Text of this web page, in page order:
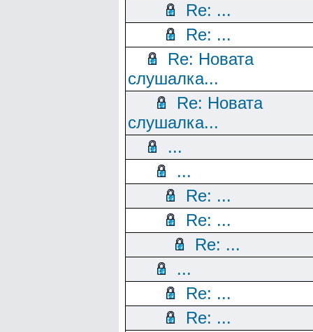
Re: ...
Re: ...
Re: Новата
слушалка...
Re: Новата
слушалка...
...
...
Re: ...
Re: ...
Re: ...
...
Re: ...
Re: ...